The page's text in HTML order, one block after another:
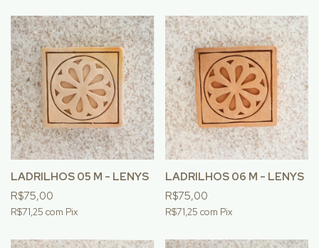
LADRILHOS 05 M - LENYS
R$75,00
R$71,25 com Pix
LADRILHOS 06 M - LENYS
R$75,00
R$71,25 com Pix